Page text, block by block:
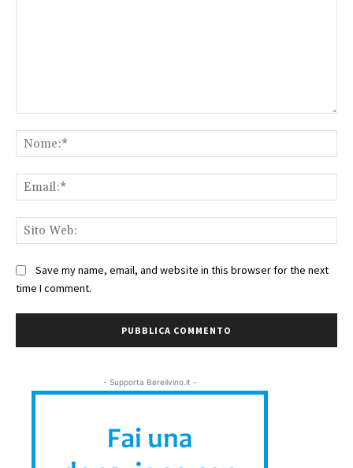
Save my name, email, and website in this browser for the next
time I comment.
- Supporta Bereilvino.it -